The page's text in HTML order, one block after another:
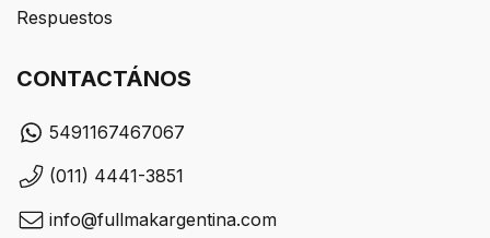
Respuestos
CONTACTÁNOS
5491167467067
(011) 4441-3851
info@fullmakargentina.com